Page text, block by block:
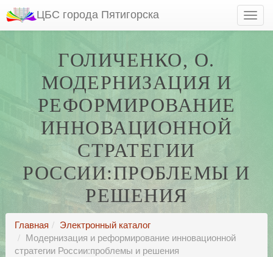
ЦБС города Пятигорска
ГОЛИЧЕНКО, О.
МОДЕРНИЗАЦИЯ И
РЕФОРМИРОВАНИЕ
ИННОВАЦИОННОЙ
СТРАТЕГИИ
РОССИИ:ПРОБЛЕМЫ И
РЕШЕНИЯ
Главная
Электронный каталог
Модернизация и реформирование инновационной
стратегии России:проблемы и решения